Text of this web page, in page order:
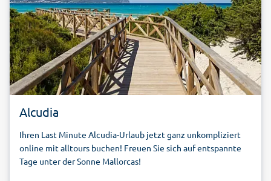
Alcudia
Ihren Last Minute Alcudia-Urlaub jetzt ganz unkompliziert
online mit alltours buchen! Freuen Sie sich auf entspannte
Tage unter der Sonne Mallorcas!